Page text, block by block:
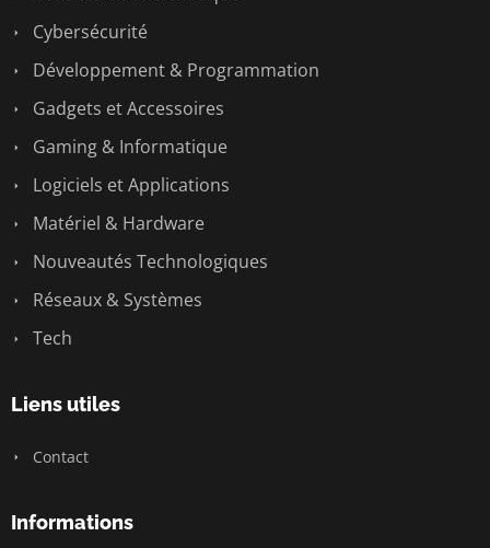
Cybersécurité
Développement & Programmation
Gadgets et Accessoires
Gaming & Informatique
Logiciels et Applications
Matériel & Hardware
Nouveautés Technologiques
Réseaux & Systèmes
Tech
Liens utiles
Contact
Informations